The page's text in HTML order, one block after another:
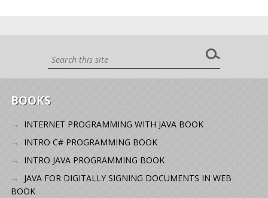
BOOKS
INTERNET PROGRAMMING WITH JAVA BOOK
INTRO C# PROGRAMMING BOOK
INTRO JAVA PROGRAMMING BOOK
JAVA FOR DIGITALLY SIGNING DOCUMENTS IN WEB
BOOK